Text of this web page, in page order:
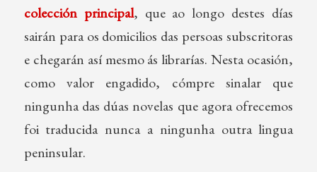
colección principal, que ao longo destes días
sairán para os domicilios das persoas subscritoras
e chegarán así mesmo ás librarías. Nesta ocasión,
como valor engadido, cómpre sinalar que
ningunha das dúas novelas que agora ofrecemos
foi traducida nunca a ningunha outra lingua
peninsular.